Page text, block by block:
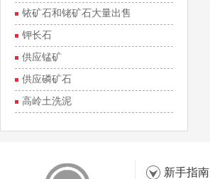
铱矿石和铑矿石大量出售
钾长石
供应锰矿
供应磷矿石
高岭土洗泥
新手指南